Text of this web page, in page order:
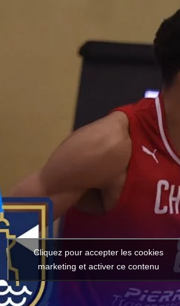
Cliquez pour accepter les cookies
marketing et activer ce contenu